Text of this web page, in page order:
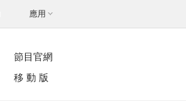
應用
節目官網
移 動 版